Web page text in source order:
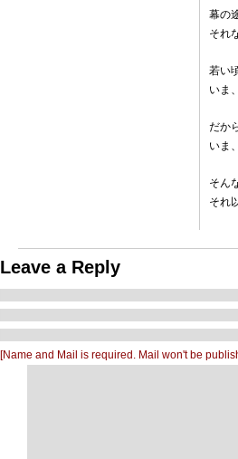
幕の
それ
若い
いま
だか
いま
そん
それ
Leave a Reply
[Name and Mail is required. Mail won't be